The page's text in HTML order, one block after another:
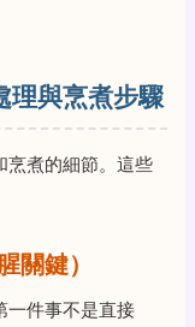
理與烹煮步驟
烹煮的細節。這些
關鍵）
一件事不是直接